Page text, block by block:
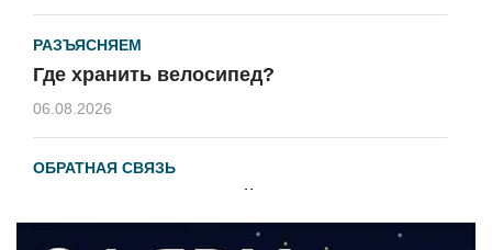
РАЗЪЯСНЯЕМ
Где хранить велосипед?
06.08.2026
ОБРАТНАЯ СВЯЗЬ
Администрация онлайн